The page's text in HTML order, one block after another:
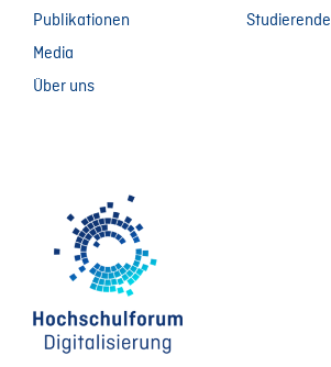
Publikationen
Media
Über uns
Studierende